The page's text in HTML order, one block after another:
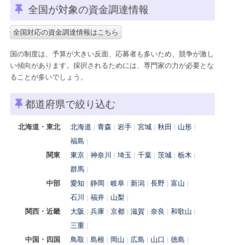
全国が対象の資金調達情報
全国対応の資金調達情報はこちら
国の制度は、予算が大きい反面、応募者も多いため、競争が激し
い傾向があります。採択されるためには、専門家の力が必要とな
ることが多いでしょう。
都道府県で絞り込む
北海道・東北 北海道 青森 岩手 宮城 秋田
山形
福島
関東
東京 神奈川 埼玉 千葉 茨城
栃木
群馬
中部
愛知 静岡 岐阜 新潟 長野
富山
石川
福井
山梨
関西・近畿
大阪 兵庫 京都 滋賀 奈良
和歌山
三重
中国・四国
鳥取 島根 岡山 広島 山口
徳島